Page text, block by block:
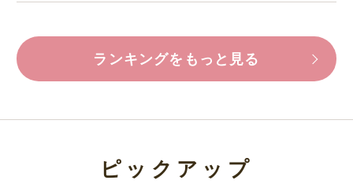
ランキングをもっと見る
ピックアップ